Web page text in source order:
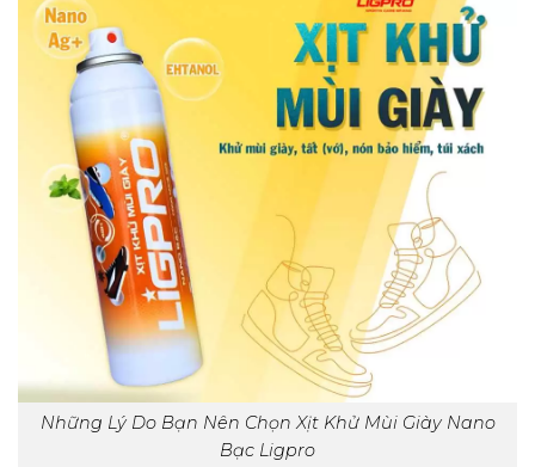
Những Lý Do Bạn Nên Chọn Xịt Khử Mùi Giày Nano
Bạc Ligpro